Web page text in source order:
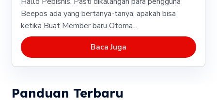
Beepos ada yang bertanya-tanya, apakah bisa
ketika Buat Member baru Otoma...
Baca Juga
Panduan Terbaru